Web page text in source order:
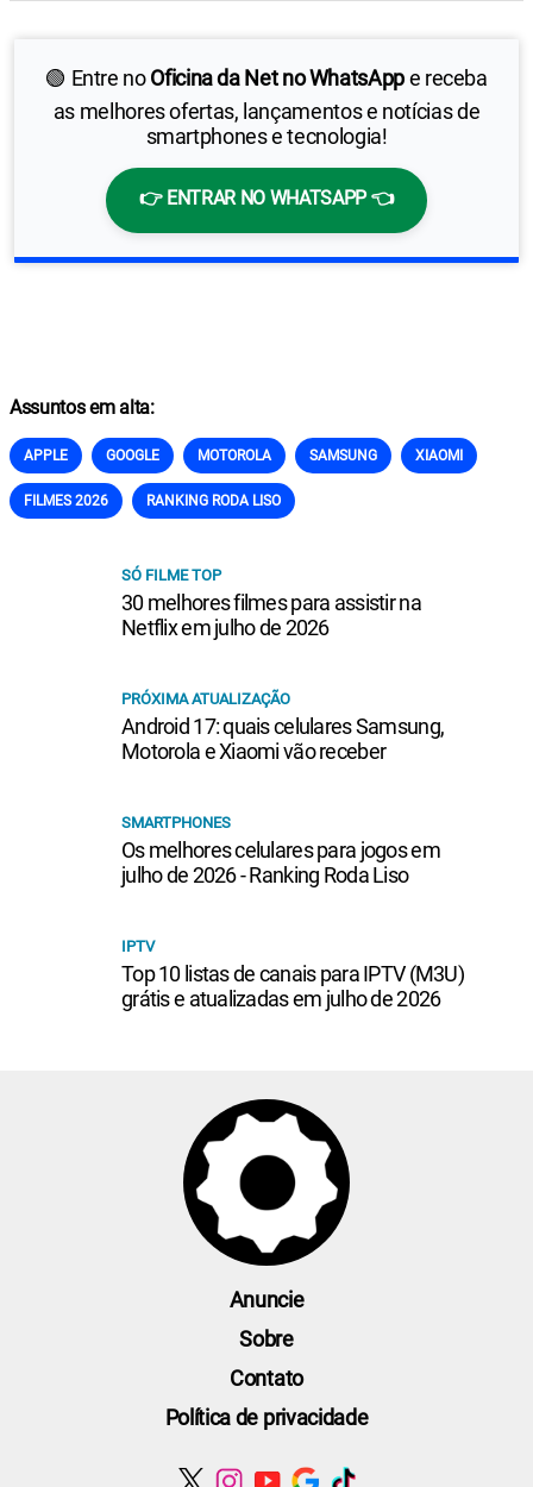
🟢 Entre noOficina da Net no WhatsAppe receba
as melhores ofertas, lançamentos e notícias de
smartphones e tecnologia!
👉 ENTRAR NO WHATSAPP 👈
Assuntos em alta:
APPLE GOOGLE MOTOROLA SAMSUNG XIAOMI
FILMES 2026 RANKING RODA LISO
SÓ FILME TOP
30 melhores filmes para assistir na
Netflix em julho de 2026
PRÓXIMA ATUALIZAÇÃO
Android 17: quais celulares Samsung,
Motorola e Xiaomi vão receber
SMARTPHONES
Os melhores celulares para jogos em
julho de 2026 - Ranking Roda Liso
IPTV
Top 10 listas de canais para IPTV (M3U)
grátis e atualizadas em julho de 2026
Anuncie
Sobre
Contato
Política de privacidade